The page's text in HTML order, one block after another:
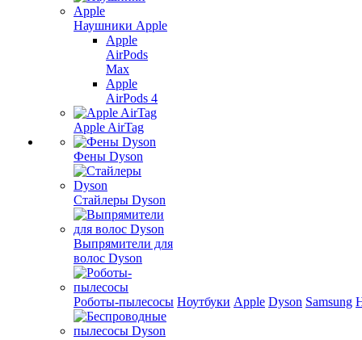
Наушники Apple
Apple
AirPods
Max
Apple
AirPods 4
Apple AirTag
Фены Dyson
Стайлеры Dyson
Выпрямители для
волос Dyson
Роботы-пылесосы Ноутбуки Apple Dyson Samsung